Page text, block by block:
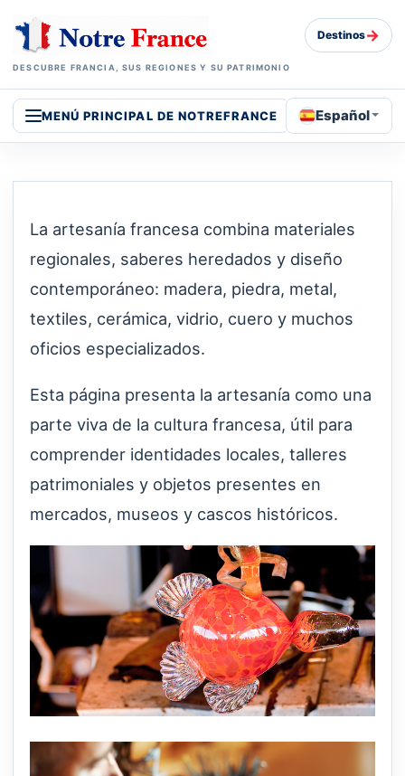
DESCUBRE FRANCIA, SUS REGIONES Y SU PATRIMONIO
Destinos→
MENÚ PRINCIPAL DE NOTREFRANCE Español
La artesanía francesa combina materiales
regionales, saberes heredados y diseño
contemporáneo: madera, piedra, metal,
textiles, cerámica, vidrio, cuero y muchos
oficios especializados.
Esta página presenta la artesanía como una
parte viva de la cultura francesa, útil para
comprender identidades locales, talleres
patrimoniales y objetos presentes en
mercados, museos y cascos históricos.